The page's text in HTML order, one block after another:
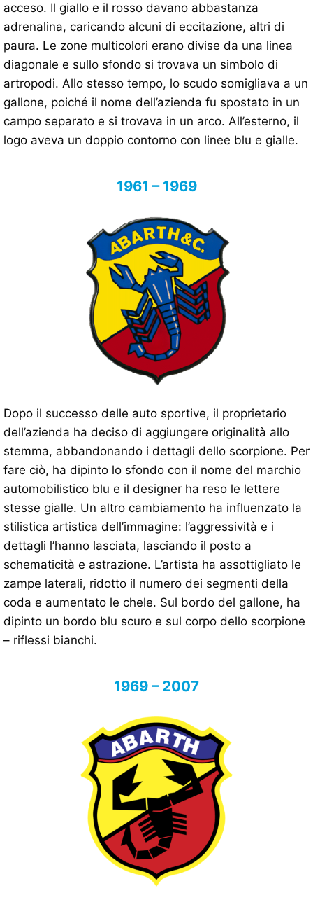
acceso. Il giallo e il rosso davano abbastanza
adrenalina, caricando alcuni di eccitazione, altri di
paura. Le zone multicolori erano divise da una linea
diagonale e sullo sfondo si trovava un simbolo di
artropodi. Allo stesso tempo, lo scudo somigliava a un
gallone, poiché il nome dell’azienda fu spostato in un
campo separato e si trovava in un arco. All’esterno, il
logo aveva un doppio contorno con linee blu e gialle.
1961 – 1969
Dopo il successo delle auto sportive, il proprietario
dell’azienda ha deciso di aggiungere originalità allo
stemma, abbandonando i dettagli dello scorpione. Per
fare ciò, ha dipinto lo sfondo con il nome del marchio
automobilistico blu e il designer ha reso le lettere
stesse gialle. Un altro cambiamento ha influenzato la
stilistica artistica dell’immagine: l’aggressività e i
dettagli l’hanno lasciata, lasciando il posto a
schematicità e astrazione. L’artista ha assottigliato le
zampe laterali, ridotto il numero dei segmenti della
coda e aumentato le chele. Sul bordo del gallone, ha
dipinto un bordo blu scuro e sul corpo dello scorpione
– riflessi bianchi.
1969 – 2007